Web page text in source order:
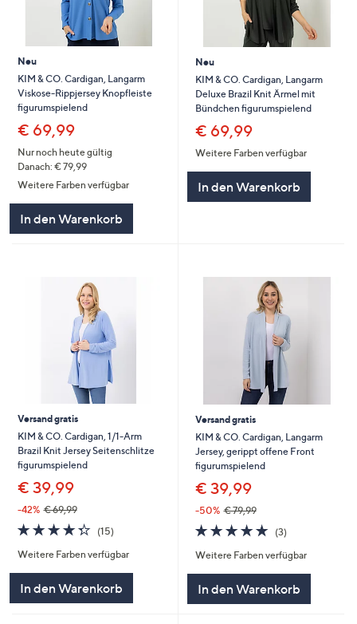
diese
anzuzeigen.
Neu
KIM & CO. Cardigan, Langarm
Viskose-Rippjersey Knopfleiste
figurumspielend
€ 69,99
Nur noch heute gültig
Danach: € 79,99
Weitere Farben verfügbar
In den Warenkorb
Neu
KIM & CO. Cardigan, Langarm
Deluxe Brazil Knit Ärmel mit
Bündchen figurumspielend
€ 69,99
Weitere Farben verfügbar
In den Warenkorb
Versand gratis
KIM & CO. Cardigan, 1/1-Arm
Brazil Knit Jersey Seitenschlitze
figurumspielend
€ 39,99
-42% € 69,99
4.3
von
5
(15)15
Weitere Farben verfügbar
In den Warenkorb
Versand gratis
KIM & CO. Cardigan, Langarm
Jersey, gerippt offene Front
figurumspielend
€ 39,99
-50% € 79,99
5.0
von
5
(3)3
Weitere Farben verfügbar
In den Warenkorb